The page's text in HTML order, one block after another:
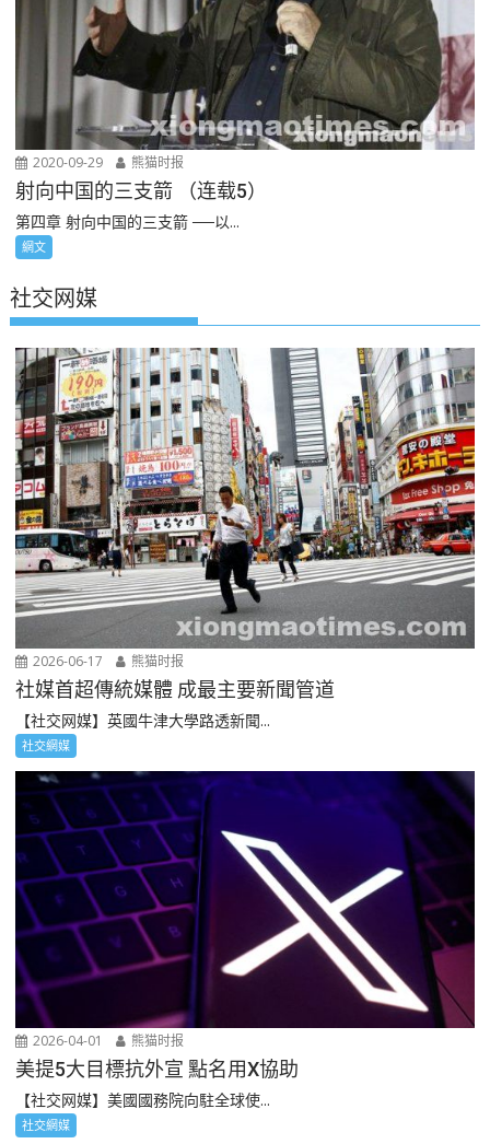
2020-09-29 熊猫时报
射向中国的三支箭 （连载5）
第四章 射向中国的三支箭 ──以...
網文
社交网媒
2026-06-17 熊猫时报
社媒首超傳統媒體 成最主要新聞管道
【社交网媒】英國牛津大學路透新聞...
社交網媒
2026-04-01 熊猫时报
美提5大目標抗外宣 點名用X協助
【社交网媒】美國國務院向駐全球使...
社交網媒